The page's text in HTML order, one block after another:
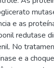
e as
redutase
No
e a